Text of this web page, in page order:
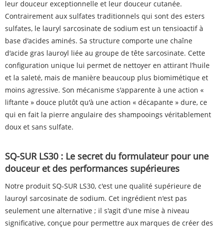
leur douceur exceptionnelle et leur douceur cutanée.
Contrairement aux sulfates traditionnels qui sont des esters
sulfates, le lauryl sarcosinate de sodium est un tensioactif à
base d'acides aminés. Sa structure comporte une chaîne
d'acide gras lauroyl liée au groupe de tête sarcosinate. Cette
configuration unique lui permet de nettoyer en attirant l’huile
et la saleté, mais de manière beaucoup plus biomimétique et
moins agressive. Son mécanisme s'apparente à une action «
liftante » douce plutôt qu'à une action « décapante » dure, ce
qui en fait la pierre angulaire des shampooings véritablement
doux et sans sulfate.
SQ-SUR LS30 : Le secret du formulateur pour une
douceur et des performances supérieures
Notre produit SQ-SUR LS30, c'est une qualité supérieure de
lauroyl sarcosinate de sodium. Cet ingrédient n'est pas
seulement une alternative ; il s'agit d'une mise à niveau
significative, conçue pour permettre aux marques de créer des